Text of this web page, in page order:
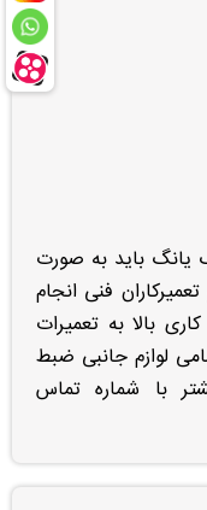
یانگ باید به صورت
فنی انجام
بالا به تعمیرات
لوازم جانبی ضبط
با شماره تماس